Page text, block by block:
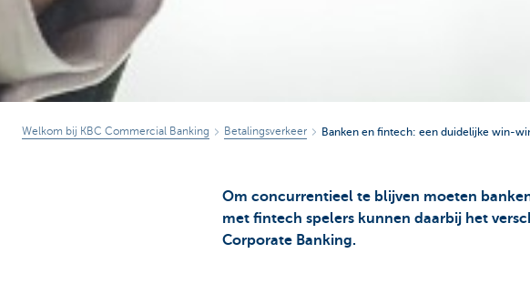
Welkom bij KBC Commercial Banking Betalingsverkeer Banken en fintech: een duidelijke win-
Om concurrentieel te blijven moeten
met fintech spelers kunnen daarbij het
Corporate Banking.